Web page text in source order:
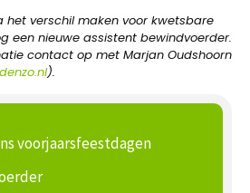
het verschil maken voor kwetsbare
een nieuwe assistent bewindvoerder.
contact op met Marjan Oudshoorn
).
voorjaarsfeestdagen